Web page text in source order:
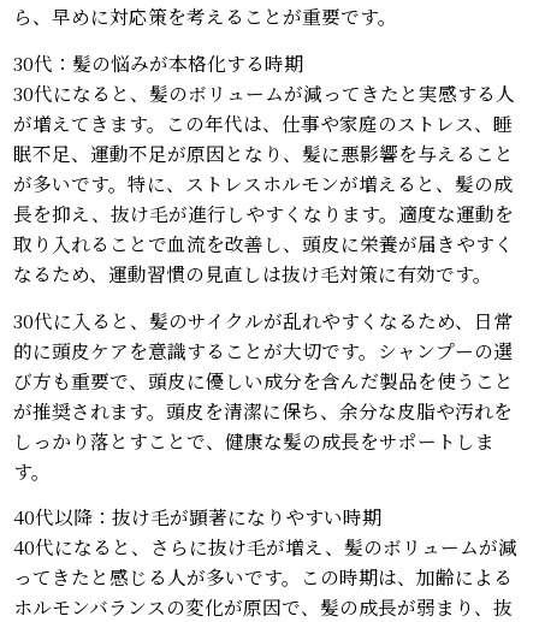
ら、早めに対応策を考えることが重要です。
30代：髪の悩みが本格化する時期
30代になると、髪のボリュームが減ってきたと実感する人
が増えてきます。この年代は、仕事や家庭のストレス、睡
眠不足、運動不足が原因となり、髪に悪影響を与えること
が多いです。特に、ストレスホルモンが増えると、髪の成
長を抑え、抜け毛が進行しやすくなります。適度な運動を
取り入れることで血流を改善し、頭皮に栄養が届きやすく
なるため、運動習慣の見直しは抜け毛対策に有効です。
30代に入ると、髪のサイクルが乱れやすくなるため、日常
的に頭皮ケアを意識することが大切です。シャンプーの選
び方も重要で、頭皮に優しい成分を含んだ製品を使うこと
が推奨されます。頭皮を清潔に保ち、余分な皮脂や汚れを
しっかり落とすことで、健康な髪の成長をサポートしま
す。
40代以降：抜け毛が顕著になりやすい時期
40代になると、さらに抜け毛が増え、髪のボリュームが減
ってきたと感じる人が多いです。この時期は、加齢による
ホルモンバランスの変化が原因で、髪の成長が弱まり、抜